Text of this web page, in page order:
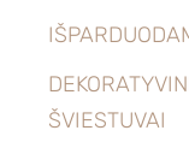
ŠVIESTUVAI